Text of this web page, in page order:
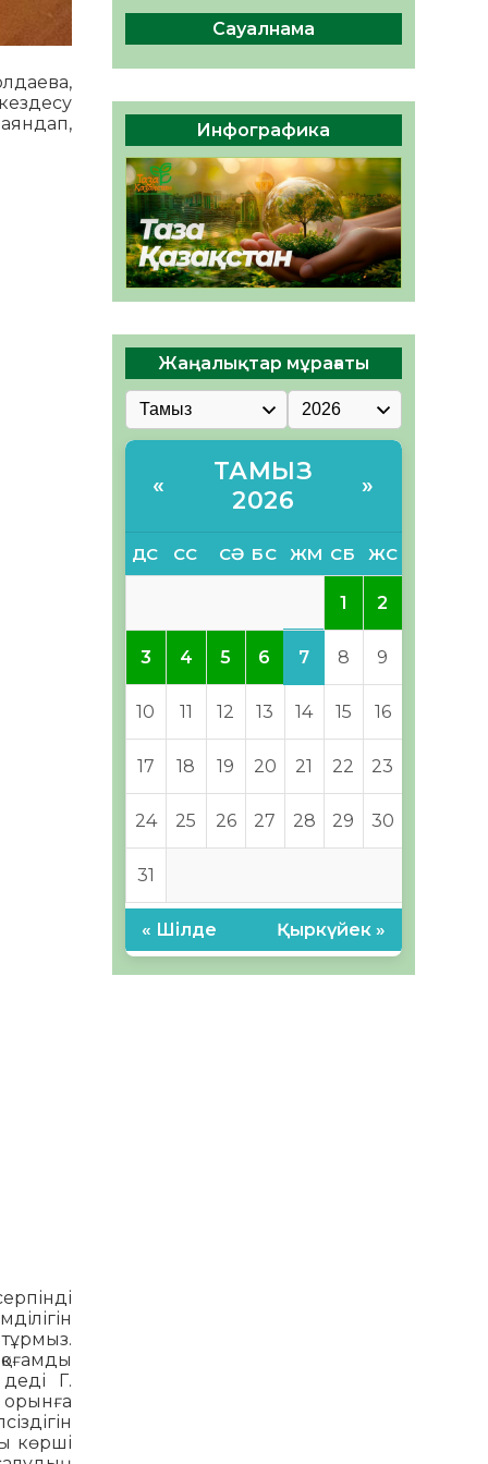
тұрмыз.
Г.
орынға
көрші
Руслан Рүстемұлы облыс
әкімінің кеңесшісі болып
тағайындалды
05.08.2026
37 0
Сауалнама
Инфографика
Жаңалықтар мұрағаты
«
ТАМЫЗ
2026
»
ДС СС СӘ БС ЖМ СБ ЖС
1 2
3 4 5 6 7 8 9
10 11 12 13 14 15 16
17 18 19 20 21 22 23
24 25 26 27 28 29 30
31
« Шілде Қыркүйек »